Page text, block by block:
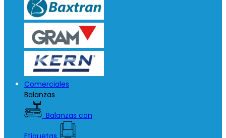
Comerciales
Balanzas
Balanzas con